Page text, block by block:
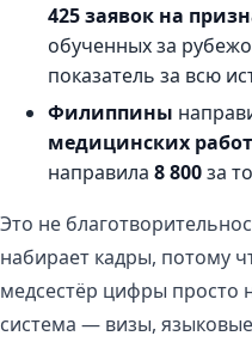
425 заявок на
обученных за
показатель за всю
Филиппины
медицинских
направила 8 800за
Это не
набирает кадры, потому
медсестёр цифры просто
система — визы,